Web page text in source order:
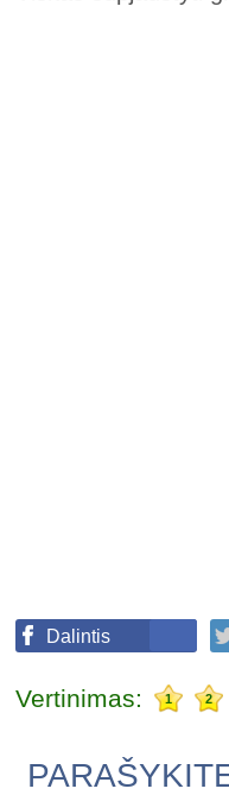
Dalintis
Vertinimas: 1 2